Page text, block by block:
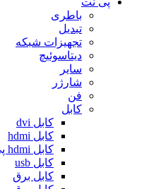
باطری
تبدیل
تجهیزات شبکه
دیتاسوئیچ
سایر
شارژر
فن
کابل
کابل dvi
کابل hdmi
کابل hdmi پی نت گلد
کابل usb
کابل برق